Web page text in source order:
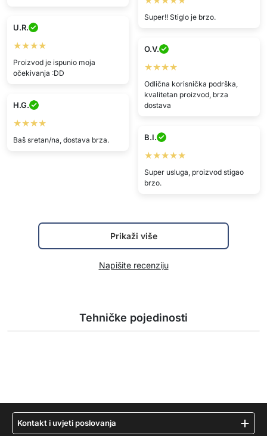
Super!! Stiglo je brzo.
U.R.
★★★★
Proizvod je ispunio moja
očekivanja :DD
O.V.
★★★★
Odlična korisnička podrška,
kvalitetan proizvod, brza
dostava
H.G.
★★★★
Baš sretan/na, dostava brza. B.I.
★★★★★
Super usluga, proizvod stigao
brzo.
Prikaži više
Napišite recenziju
Tehničke pojedinosti
Kontakt i uvjeti poslovanja